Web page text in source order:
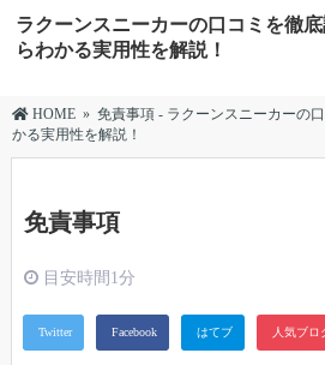
ラクーンスニーカーの口コミを徹
らわかる実用性を解説！
HOME » 免責事項 - ラクーンスニーカーの
かる実用性を解説！
免責事項
目安時間 1分